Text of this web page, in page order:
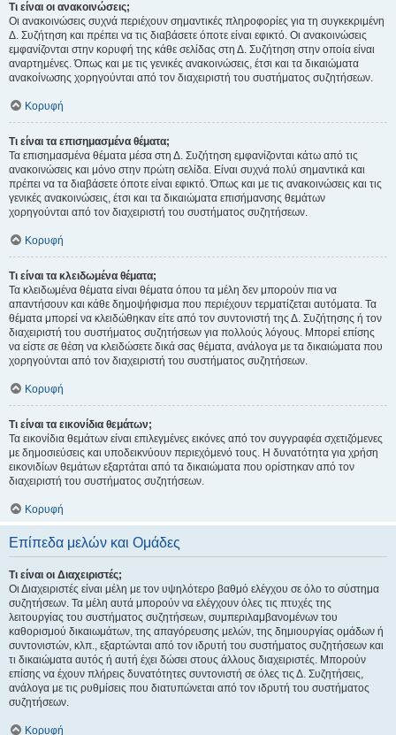
Τι είναι οι ανακοινώσεις;
Οι ανακοινώσεις συχνά περιέχουν σημαντικές πληροφορίες για τη συγκεκριμένη
Δ. Συζήτηση και πρέπει να τις διαβάσετε όποτε είναι εφικτό. Οι ανακοινώσεις
εμφανίζονται στην κορυφή της κάθε σελίδας στη Δ. Συζήτηση στην οποία είναι
αναρτημένες. Όπως και με τις γενικές ανακοινώσεις, έτσι και τα δικαιώματα
ανακοίνωσης χορηγούνται από τον διαχειριστή του συστήματος συζητήσεων.
Κορυφή
Τι είναι τα επισημασμένα θέματα;
Τα επισημασμένα θέματα μέσα στη Δ. Συζήτηση εμφανίζονται κάτω από τις
ανακοινώσεις και μόνο στην πρώτη σελίδα. Είναι συχνά πολύ σημαντικά και
πρέπει να τα διαβάσετε όποτε είναι εφικτό. Όπως και με τις ανακοινώσεις και τις
γενικές ανακοινώσεις, έτσι και τα δικαιώματα επισήμανσης θεμάτων
χορηγούνται από τον διαχειριστή του συστήματος συζητήσεων.
Κορυφή
Τι είναι τα κλειδωμένα θέματα;
Τα κλειδωμένα θέματα είναι θέματα όπου τα μέλη δεν μπορούν πια να
απαντήσουν και κάθε δημοψήφισμα που περιέχουν τερματίζεται αυτόματα. Τα
θέματα μπορεί να κλειδώθηκαν είτε από τον συντονιστή της Δ. Συζήτησης ή τον
διαχειριστή του συστήματος συζητήσεων για πολλούς λόγους. Μπορεί επίσης
να είστε σε θέση να κλειδώσετε δικά σας θέματα, ανάλογα με τα δικαιώματα που
χορηγούνται από τον διαχειριστή του συστήματος συζητήσεων.
Κορυφή
Τι είναι τα εικονίδια θεμάτων;
Τα εικονίδια θεμάτων είναι επιλεγμένες εικόνες από τον συγγραφέα σχετιζόμενες
με δημοσιεύσεις και υποδεικνύουν περιεχόμενό τους. Η δυνατότητα για χρήση
εικονιδίων θεμάτων εξαρτάται από τα δικαιώματα που ορίστηκαν από τον
διαχειριστή του συστήματος συζητήσεων.
Κορυφή
Επίπεδα μελών και Ομάδες
Τι είναι οι Διαχειριστές;
Οι Διαχειριστές είναι μέλη με τον υψηλότερο βαθμό ελέγχου σε όλο το σύστημα
συζητήσεων. Τα μέλη αυτά μπορούν να ελέγχουν όλες τις πτυχές της
λειτουργίας του συστήματος συζητήσεων, συμπεριλαμβανομένων του
καθορισμού δικαιωμάτων, της απαγόρευσης μελών, της δημιουργίας ομάδων ή
συντονιστών, κλπ., εξαρτώνται από τον ιδρυτή του συστήματος συζητήσεων και
τι δικαιώματα αυτός ή αυτή έχει δώσει στους άλλους διαχειριστές. Μπορούν
επίσης να έχουν πλήρεις δυνατότητες συντονιστή σε όλες τις Δ. Συζητήσεις,
ανάλογα με τις ρυθμίσεις που διατυπώνεται από τον ιδρυτή του συστήματος
συζητήσεων.
Κορυφή